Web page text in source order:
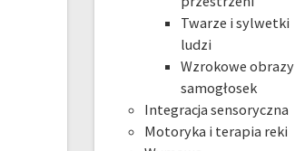
Twarze i sylwetki
ludzi
Wzrokowe obrazy
samogłosek
Integracja sensoryczna
Motoryka i terapia reki